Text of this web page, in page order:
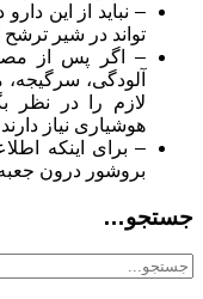
– نباید از این
تواند در شیر ترشح
– اگر پس از
آلودگی، سرگیجه،
لازم را در نظر
هوشیاری نیاز
– برای اینکه
بروشور درون
جستجو…